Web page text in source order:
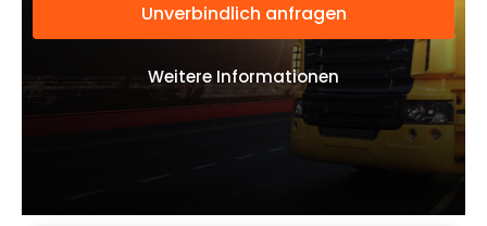
Unverbindlich anfragen
Weitere Informationen